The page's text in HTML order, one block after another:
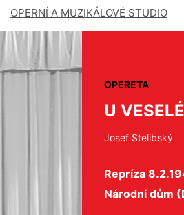
OPERNÍ A MUZIKÁLOVÉ STUDIO
OPERETA
U
Josef Stelibský
Repríza
Národní dům